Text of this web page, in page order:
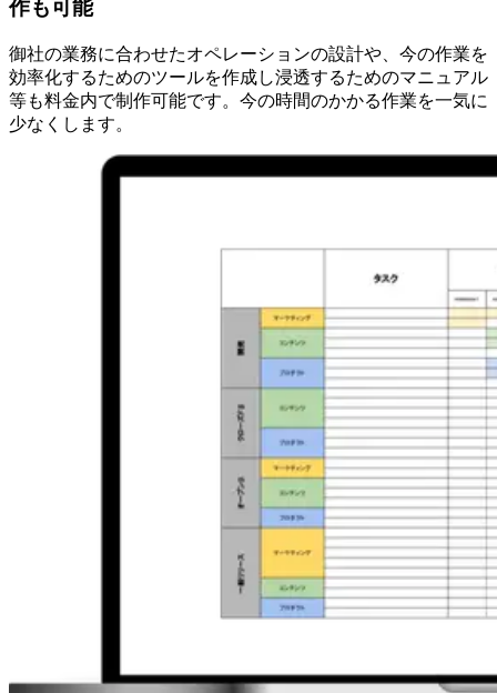
作も可能
御社の業務に合わせたオペレーションの設計や、今の作業を
効率化するためのツールを作成し浸透するためのマニュアル
等も料金内で制作可能です。今の時間のかかる作業を一気に
少なくします。